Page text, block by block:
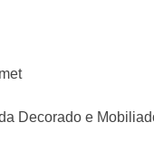
Decorado e